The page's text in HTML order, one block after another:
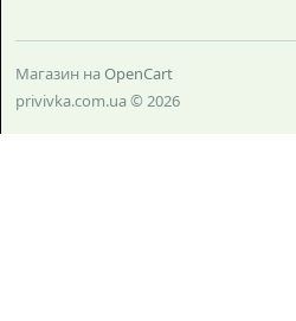
Магазин на OpenCart
privivka.com.ua © 2026